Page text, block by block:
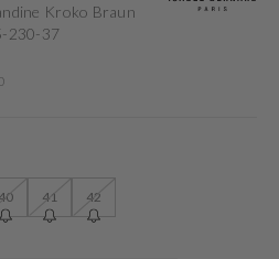
Kroko Braun
230-37
40Variante
ausverkauft
41Variante
ausverkauft
42Variante
ausverkauft